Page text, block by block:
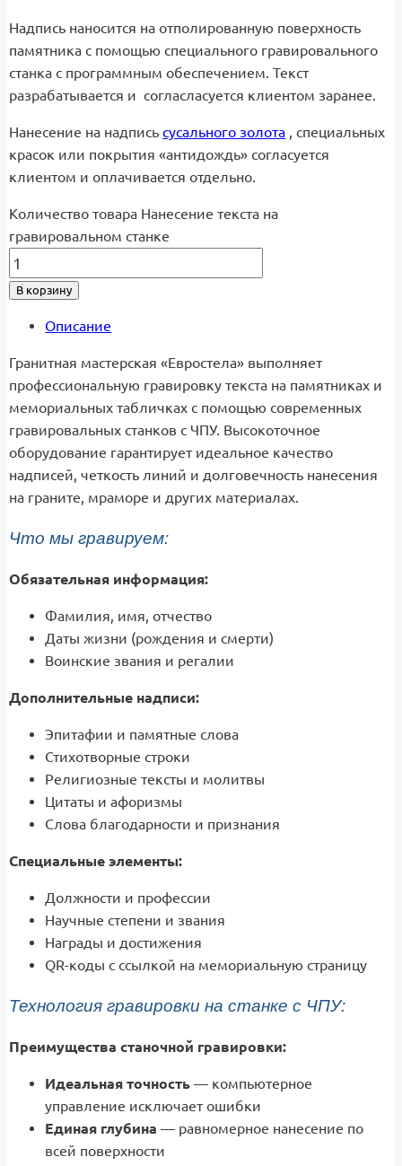
Надпись наносится на отполированную поверхность
памятника с помощью специального гравировального
станка с программным обеспечением. Текст
разрабатывается и согласласуется клиентом заранее.
Нанесение на надписьсусального золота , специальных
красок или покрытия «антидождь» согласуется
клиентом и оплачивается отдельно.
Количество товара Нанесение текста на
гравировальном станке
В корзину
Описание
Гранитная мастерская «Евростела» выполняет
профессиональную гравировку текста на памятниках и
мемориальных табличках с помощью современных
гравировальных станков с ЧПУ. Высокоточное
оборудование гарантирует идеальное качество
надписей, четкость линий и долговечность нанесения
на граните, мраморе и других материалах.
Что мы гравируем:
Обязательная информация:
Фамилия, имя, отчество
Даты жизни (рождения и смерти)
Воинские звания и регалии
Дополнительные надписи:
Эпитафии и памятные слова
Стихотворные строки
Религиозные тексты и молитвы
Цитаты и афоризмы
Слова благодарности и признания
Специальные элементы:
Должности и профессии
Научные степени и звания
Награды и достижения
QR-коды с ссылкой на мемориальную страницу
Технология гравировки на станке с ЧПУ:
Преимущества станочной гравировки:
Идеальная точность — компьютерное
управление исключает ошибки
Единая глубина — равномерное нанесение по
всей поверхности